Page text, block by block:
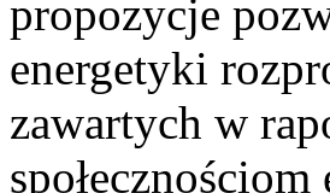
propozycje
energetyki
zawartych w